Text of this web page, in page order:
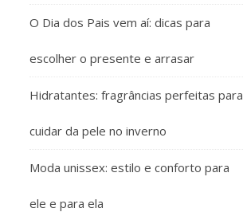
O Dia dos Pais vem aí: dicas para
escolher o presente e arrasar
Hidratantes: fragrâncias perfeitas para
cuidar da pele no inverno
Moda unissex: estilo e conforto para
ele e para ela